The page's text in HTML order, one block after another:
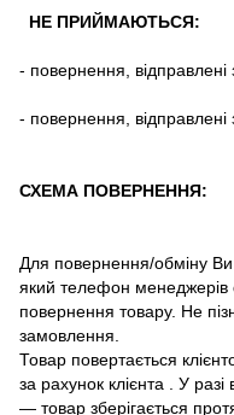
НЕ ПРИЙМАЮТЬСЯ:
- повернення відправлені
- повернення відправлені
СХЕМА ПОВЕРНЕННЯ:
Для повернення/обміну
який телефон менеджерів
повернення товару. Не
замовлення.
Товар повертається
за рахунок клієнта . У разі
― товар зберігається